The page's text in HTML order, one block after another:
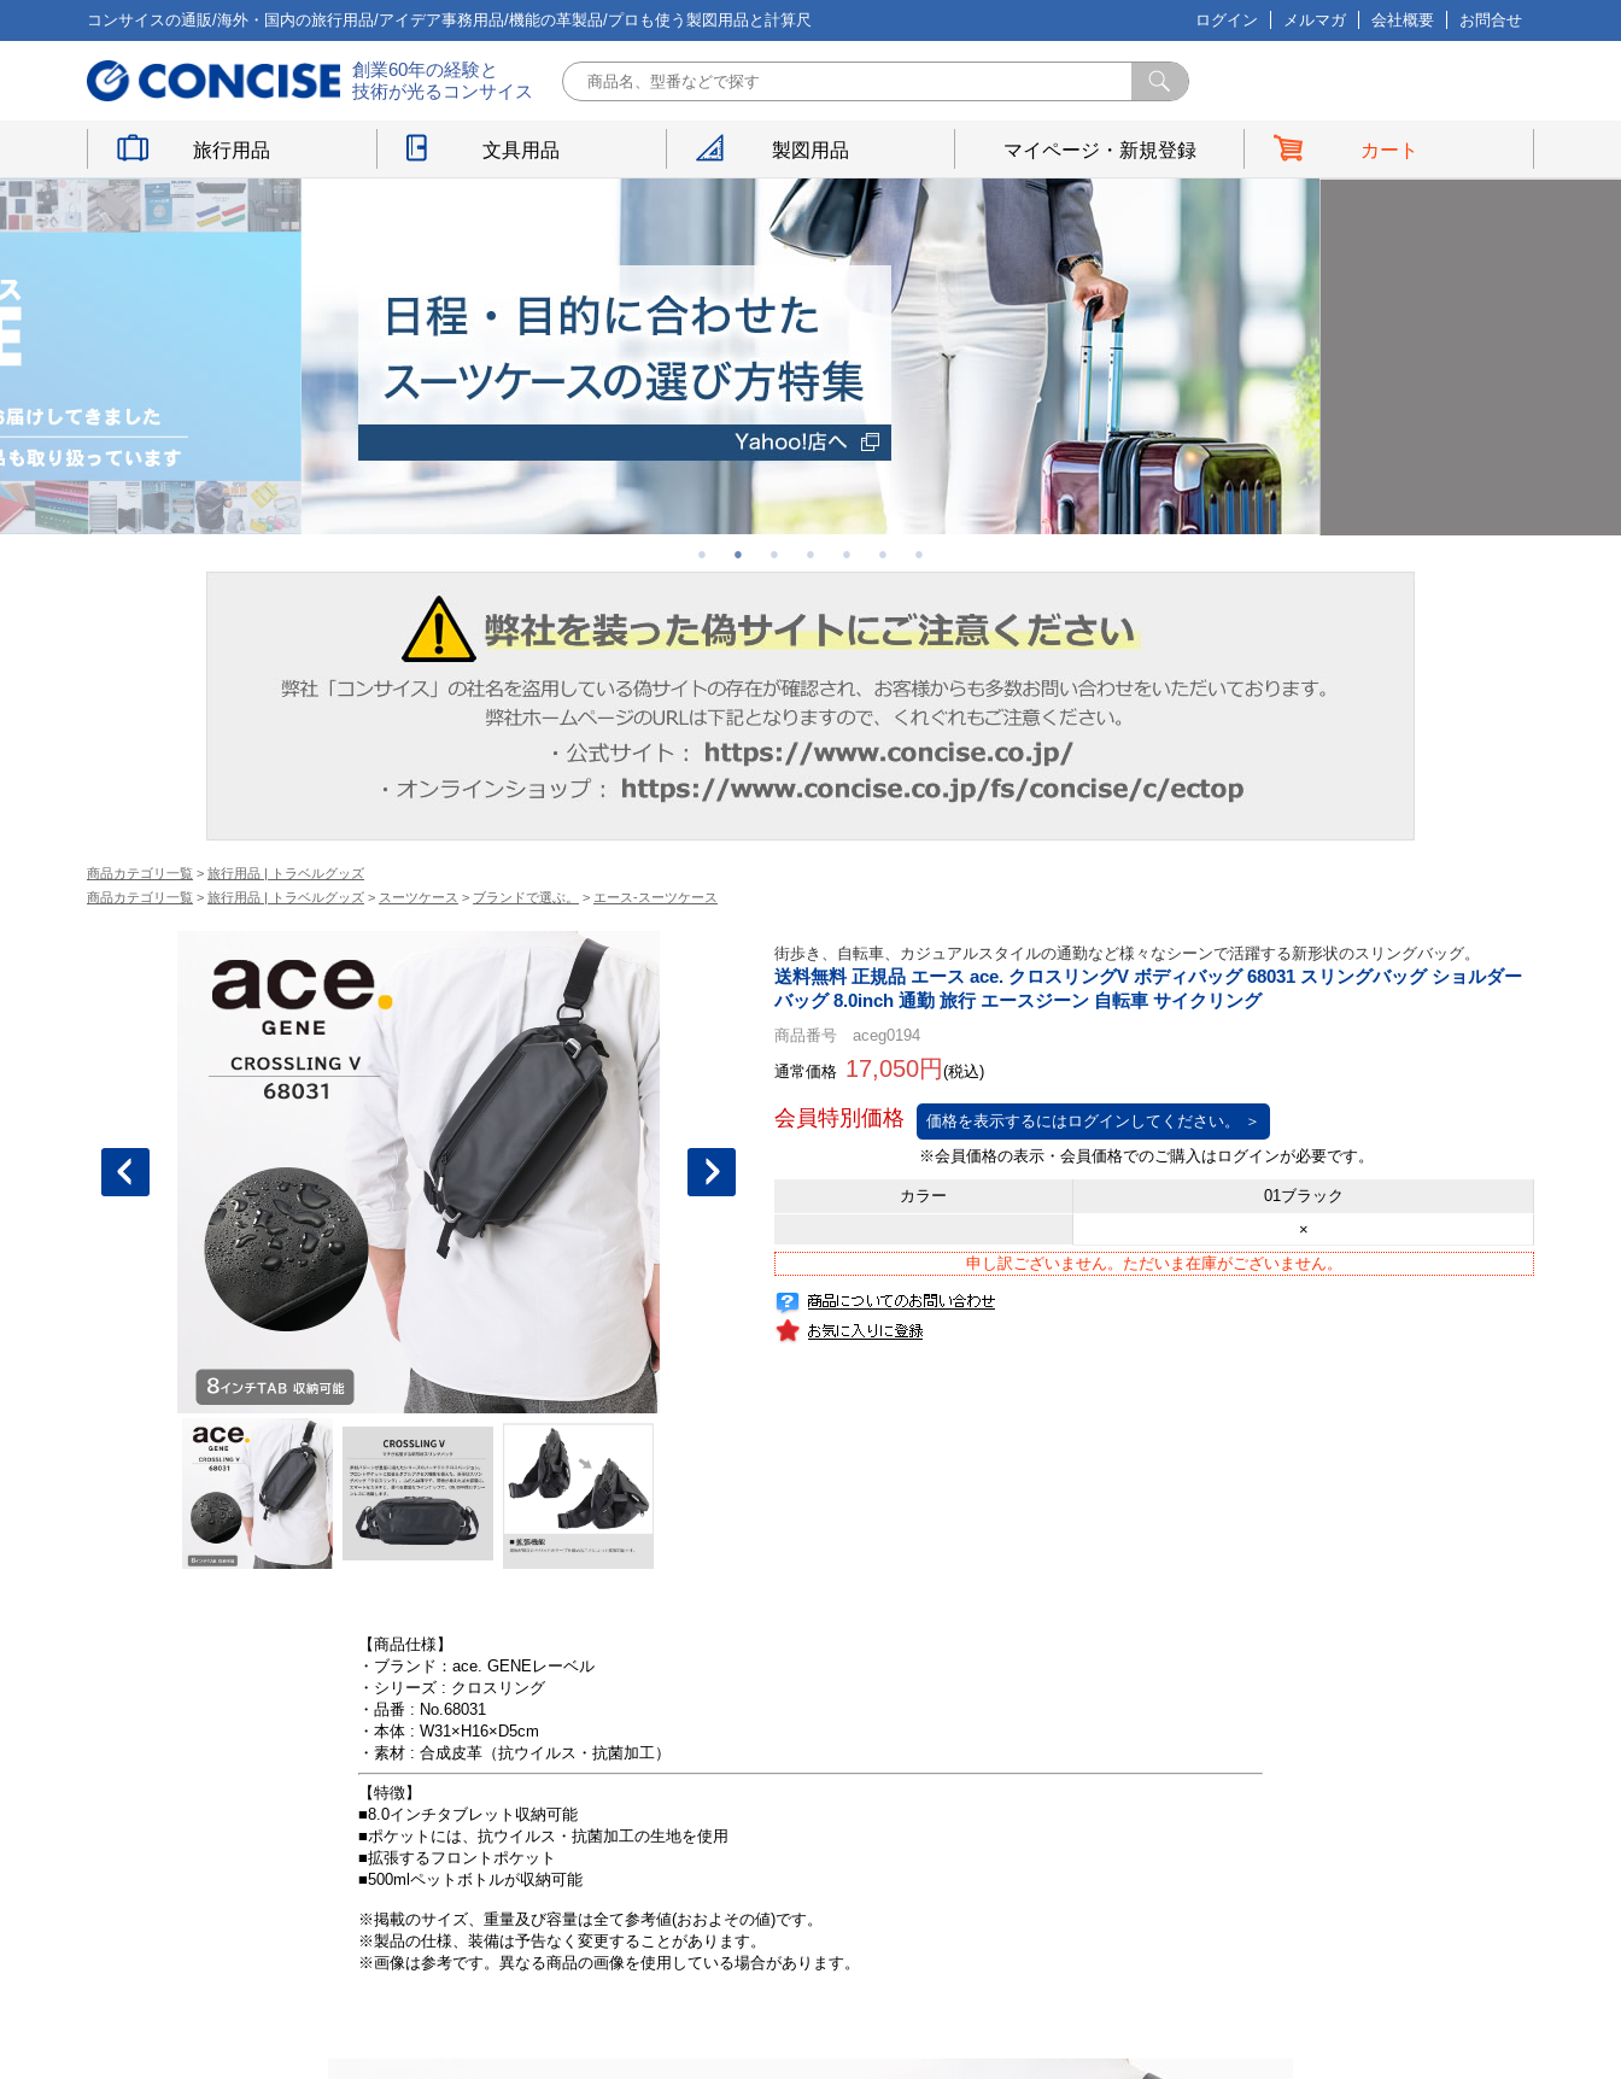
コンサイスの通販/海外・国内の旅行用品/アイデア事務用品/機能の革製品/プロも使う製図用品と計算尺 ログイン メルマガ 会社概要 お問合せ
創業60年の経験と
技術が光るコンサイス
旅行用品 文具用品 製図用品 マイページ・新規登録 カート
商品カテゴリ一覧 > 旅行用品 | トラベルグッズ
商品カテゴリ一覧 > 旅行用品 | トラベルグッズ > スーツケース > ブランドで選ぶ。 > エース-スーツケース
街歩き、自転車、カジュアルスタイルの通勤など様々なシーンで活躍する新形状のスリングバッグ。
送料無料 正規品 エース ace. クロスリングV ボディバッグ 68031 スリングバッグ ショルダー
バッグ 8.0inch 通勤 旅行 エースジーン 自転車 サイクリング
商品番号 aceg0194
通常価格 17,050円 (税込)
価格を表示するにはログインしてください。 ＞
カラー
01ブラック
×
申し訳ございません。ただいま在庫がございません。
【商品仕様】
・ブランド：ace. GENEレーベル
・シリーズ : クロスリング
・品番 : No.68031
・本体 : W31×H16×D5cm
・素材 : 合成皮革（抗ウイルス・抗菌加工）
【特徴】
■8.0インチタブレット収納可能
■ポケットには、抗ウイルス・抗菌加工の生地を使用
■拡張するフロントポケット
■500mlペットボトルが収納可能
※掲載のサイズ、重量及び容量は全て参考値(おおよその値)です。
※製品の仕様、装備は予告なく変更することがあります。
※画像は参考です。異なる商品の画像を使用している場合があります。